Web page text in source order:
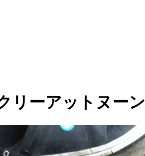
リーアットヌーン